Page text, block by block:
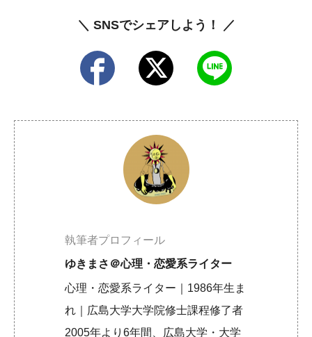
＼ SNSでシェアしよう！ ／
執筆者プロフィール
ゆきまさ＠心理・恋愛系ライター
心理・恋愛系ライター｜1986年生ま
れ｜広島大学大学院修士課程修了者
2005年より6年間、広島大学・大学